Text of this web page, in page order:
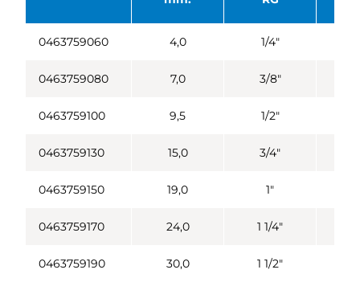
0463759060 4,0 1/4"
0463759080 7,0 3/8"
0463759100 9,5 1/2"
0463759130 15,0 3/4"
0463759150 19,0 1"
0463759170 24,0 1 1/4"
0463759190 30,0 1 1/2"